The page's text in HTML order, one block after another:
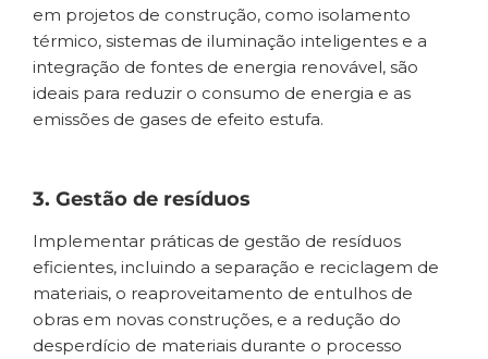
em projetos de construção, como isolamento
térmico, sistemas de iluminação inteligentes e a
integração de fontes de energia renovável, são
ideais para reduzir o consumo de energia e as
emissões de gases de efeito estufa.
3. Gestão de resíduos
Implementar práticas de gestão de resíduos
eficientes, incluindo a separação e reciclagem de
materiais, o reaproveitamento de entulhos de
obras em novas construções, e a redução do
desperdício de materiais durante o processo